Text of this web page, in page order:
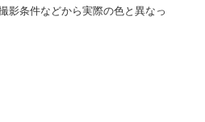
影条件などから実際の色と異なっ